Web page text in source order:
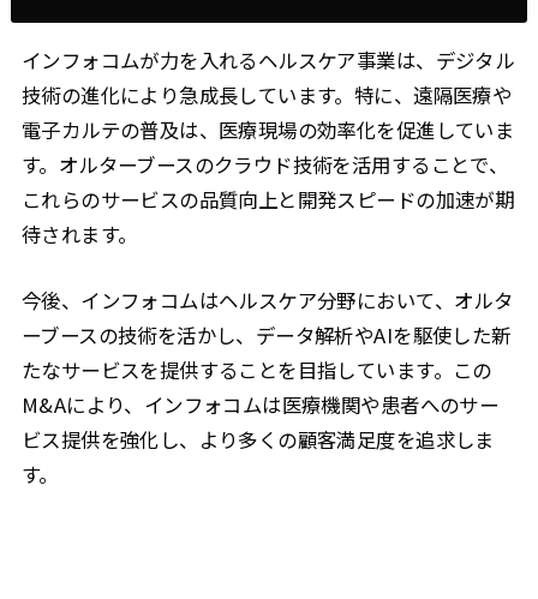
インフォコムが力を入れるヘルスケア事業は、デジタル
技術の進化により急成長しています。特に、遠隔医療や
電子カルテの普及は、医療現場の効率化を促進していま
す。オルターブースのクラウド技術を活用することで、
これらのサービスの品質向上と開発スピードの加速が期
待されます。
今後、インフォコムはヘルスケア分野において、オルタ
ーブースの技術を活かし、データ解析やAIを駆使した新
たなサービスを提供することを目指しています。この
M&Aにより、インフォコムは医療機関や患者へのサー
ビス提供を強化し、より多くの顧客満足度を追求しま
す。